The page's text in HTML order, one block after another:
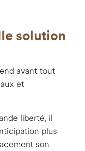
solution
avant tout
et
liberté, il
plus
son